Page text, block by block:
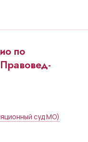
по
суд МО)